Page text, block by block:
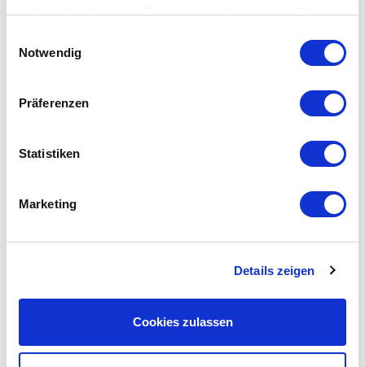
haben oder die sie im Rahmen Ihrer Nutzung der Dienste
Notwendig
Präferenzen
Statistiken
Marketing
Details zeigen
Cookies zulassen
Zubehör
Zustand: Zubehör Neu